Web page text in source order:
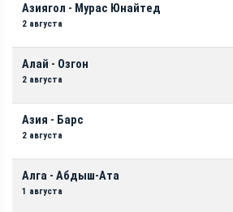
Азиягол - Мурас Юнайтед
2 августа
Алай - Озгон
2 августа
Азия - Барс
2 августа
Алга - Абдыш-Ата
1 августа